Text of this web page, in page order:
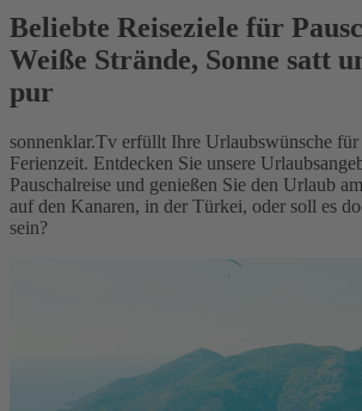
Beliebte Reiseziele für
Weiße Strände, Sonne satt
pur
sonnenklar.Tv erfüllt Ihre Urlaubswünsche für
Ferienzeit. Entdecken Sie unsere
Pauschalreise und genießen Sie den Urlaub
auf den Kanaren, in der Türkei, oder soll es
sein?